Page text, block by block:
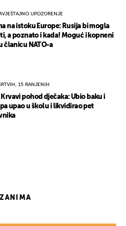
UPOZORENJE
na istoku Europe: Rusija bi mogla
a poznato i kada! Moguć i kopneni
članicu NATO-a
15 RANJENIH
Krvavi pohod dječaka: Ubio baku i
upao u školu i likvidirao pet